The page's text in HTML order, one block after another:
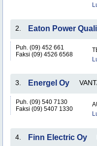
2. Eaton Power
Puh. (09) 452 661
Faksi (09) 4526 6568
3. Energel Oy
Puh. (09) 540 7130
Faksi (09) 5407 1330
4. Finn Electric Oy